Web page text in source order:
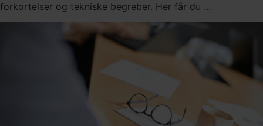
forkortelser og tekniske begreber. Her får du ...